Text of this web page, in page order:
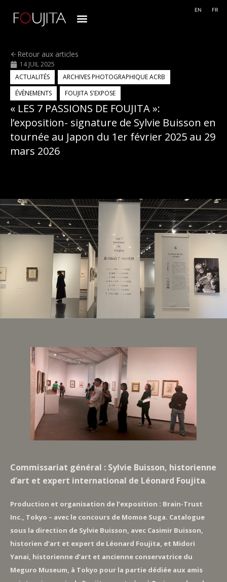
EN FR
Retour aux articles
14 JUIL 2025
ACTUALITÉS
ARCHIVES PHOTOGRAPHIQUE ACRB
ÉVÈNEMENTS
FOUJITA S'EXPOSE
« LES 7 PASSIONS DE FOUJITA »:
l’exposition- signature de Sylvie Buisson en
tournée au Japon du 1er février 2025 au 29
mars 2026
Commissariat général : Sylvie Buisson, historienne
dʼart et expert international de Léonard Foujita.
Production et organisation de l’exposition : Brain-Trust
Inc., Tokyo – avec le concours de Momoe Suga. Catalogue
sous la direction de Sylvie Buisson, avec Casimir Buisson,
historien d’art et expert de Léonard Foujita, et Midori
Yanai, historienne d’art et ancienne conservatrice du
Meguro Museum, à Tokyo pour la partie dédiée aux amis